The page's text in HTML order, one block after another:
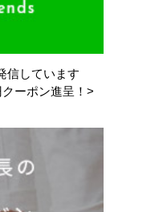
信しています
クーポン進呈！>